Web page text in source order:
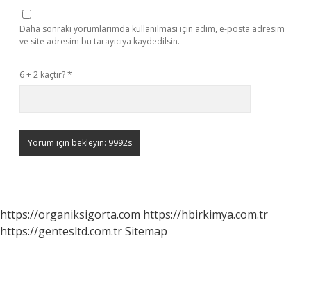
Daha sonraki yorumlarımda kullanılması için adım, e-posta adresim
ve site adresim bu tarayıcıya kaydedilsin.
6 + 2 kaçtır?*
https://organiksigorta.com https://hbirkimya.com.tr
https://gentesltd.com.trSitemap